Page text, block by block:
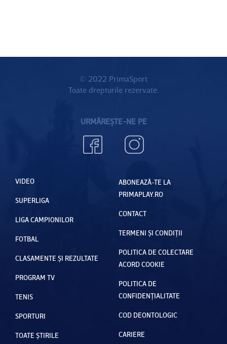
© 2022 PrimaSport
Toate drepturile rezervate.
URMĂREȘTE-NE PE
VIDEO
SUPERLIGA
LIGA CAMPIONILOR
FOTBAL
CLASAMENTE ȘI REZULTATE
PROGRAM TV
TENIS
SPORTURI
TOATE ȘTIRILE
ABONEAZĂ-TE LA
PRIMAPLAY.RO
CONTACT
TERMENI ȘI CONDIȚII
POLITICA DE COLECTARE
ACORD COOKIE
POLITICA DE
CONFIDENȚIALITATE
COD DEONTOLOGIC
CARIERE